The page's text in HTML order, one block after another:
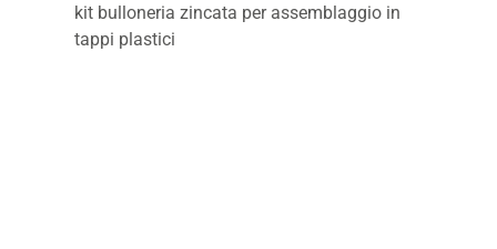
kit bulloneria zincata per assemblaggio in
tappi plastici